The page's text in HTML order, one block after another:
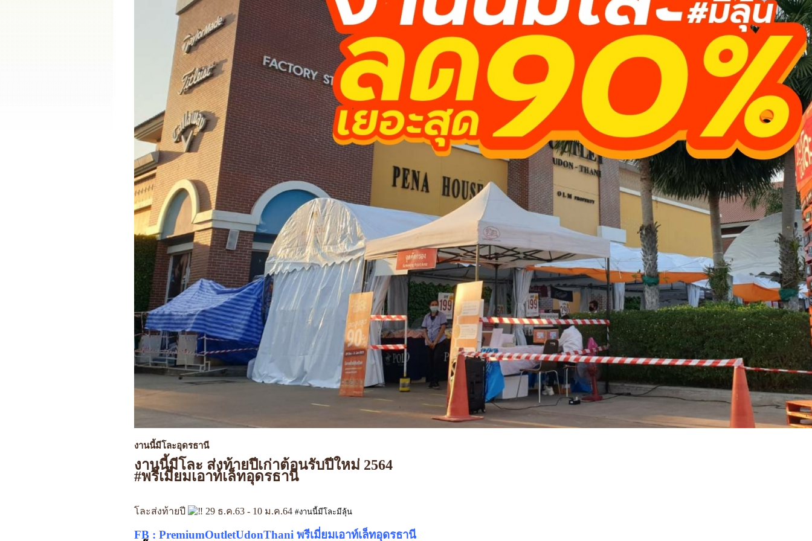
งานนี้มีโละอุดรธานี
งานนี้มีโละ ส่งท้ายปีเก่าต้อนรับปีใหม่ 2564
#พรีเมี่ยมเอาท์เล็ทอุดรธานี
โละส่งท้ายปี 29 ธ.ค.63 - 10 ม.ค.64 #งานนี้มีโละมีลุ้น
FB : PremiumOutletUdonThani พรีเมี่ยมเอาท์เล็ทอุดรธานี